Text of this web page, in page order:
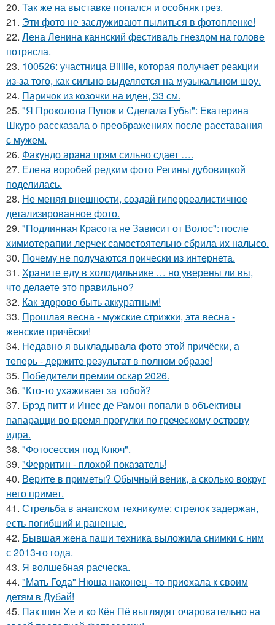
20. Так же на выставке попался и особняк грез.
21. Эти фото не заслуживают пылиться в фотопленке!
22. Лена Ленина каннский фестиваль гнездом на голове
потрясла.
23. 100526: участница Billlie, которая получает реакции
из-за того, как сильно выделяется на музыкальном шоу.
24. Паричок из козочки на иден, 33 см.
25. "Я Проколола Пупок и Сделала Губы": Екатерина
Шкуро рассказала о преображениях после расставания
с мужем.
26. Факундо арана прям сильно сдает ….
27. Елена воробей редким фото Регины дубовицкой
поделилась.
28. Не меняя внешности, создай гиперреалистичное
детализированное фото.
29. "Подлинная Красота не Зависит от Волос": после
химиотерапии лерчек самостоятельно сбрила их налысо.
30. Почему не получаются прически из интернета.
31. Храните еду в холодильнике … но уверены ли вы,
что делаете это правильно?
32. Как здорово быть аккуратным!
33. Прошлая весна - мужские стрижки, эта весна -
женские причёски!
34. Недавно я выкладывала фото этой причёски, а
теперь - держите результат в полном образе!
35. Победители премии оскар 2026.
36. "Кто-то ухаживает за тобой?
37. Брэд питт и Инес де Рамон попали в объективы
папарацци во время прогулки по греческому острову
идра.
38. "Фотосессия под Ключ".
39. "Ферритин - плохой показатель!
40. Верите в приметы? Обычный веник, а сколько вокруг
него примет.
41. Стрельба в анапском техникуме: стрелок задержан,
есть погибший и раненые.
42. Бывшая жена паши техника выложила снимки с ним
с 2013-го года.
43. Я волшебная расческа.
44. "Мать Года" Нюша наконец - то приехала к своим
детям в Дубай!
45. Пак шин Хе и ко Кён Пё выглядят очаровательно на